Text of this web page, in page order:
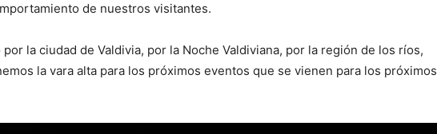
de nuestros visitantes.
la ciudad de Valdivia, por la Noche Valdiviana, por la región de los ríos,
la vara alta para los próximos eventos que se vienen para los próximos